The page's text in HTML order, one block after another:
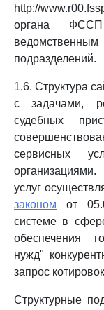
http://
органа
подразделений.
1.6. Структура
с задачами,
судебных
сервисных
услуг
законом от
системе в
обеспечения
нужд"
запрос
Структурные